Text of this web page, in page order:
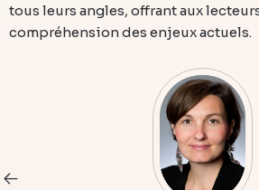
tous leurs angles, offrant aux
compréhension des enjeux actuels.